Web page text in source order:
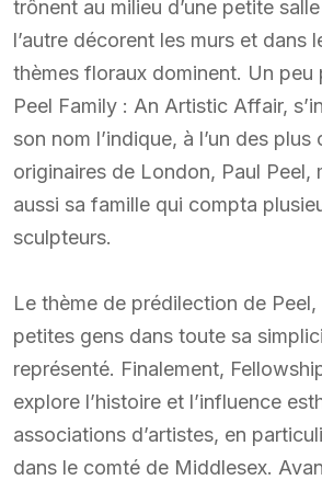
trônent au milieu d’une petite
l’autre décorent les murs et dans
thèmes floraux dominent. Un peu
Peel Family : An Artistic Affair,
son nom l’indique, à l’un des
originaires de London, Paul Peel,
aussi sa famille qui compta
sculpteurs.
Le thème de prédilection de
petites gens dans toute sa
représenté. Finalement,
explore l’histoire et l’influence
associations d’artistes, en
dans le comté de Middlesex.